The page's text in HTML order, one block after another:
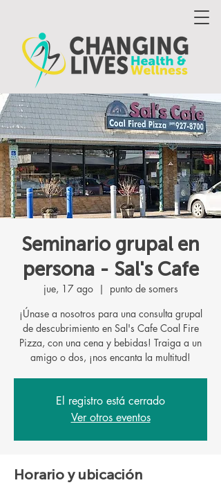
Seminario grupal en
persona - Sal's Cafe
jue, 17 ago
  |
punto de somers
¡Únase a nosotros para una consulta grupal
de descubrimiento en Sal's Cafe Coal Fire
Pizza, con una cena y bebidas! Traiga a un
El registro está cerrado
Ver otros eventos
Horario y ubicación